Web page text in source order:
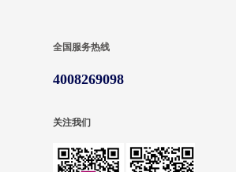
全国服务热线
4008269098
关注我们